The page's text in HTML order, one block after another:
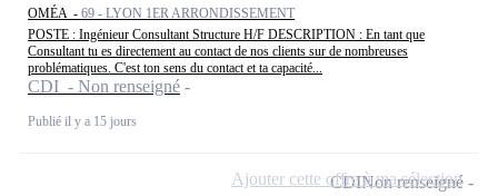
OMÉA - 69 - LYON 1ER ARRONDISSEMENT
POSTE : Ingénieur Consultant Structure H/F DESCRIPTION : En tant que
Consultant tu es directement au contact de nos clients sur de nombreuses
problématiques. C'est ton sens du contact et ta capacité...
CDI - Non renseigné
Publié il y a 15 jours
CDINon renseigné
Ajouter cette offre à ma sélection